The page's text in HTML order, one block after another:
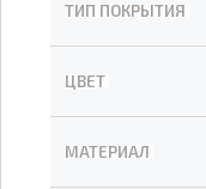
ТИП ПОКРЫТИЯ
ЦВЕТ
МАТЕРИАЛ